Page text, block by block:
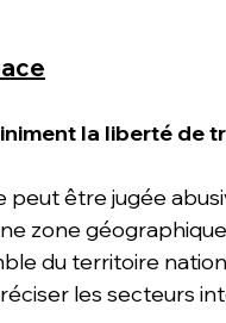
la liberté de
peut être jugée
zone
du territoire
les secteurs